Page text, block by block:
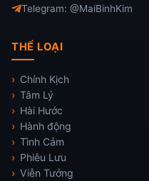
Telegram: @MaiBinhKim
THỂ LOẠI
Chính Kịch
Tâm Lý
Hài Hước
Hành động
Tình Cảm
Phiêu Lưu
Viễn Tưởng